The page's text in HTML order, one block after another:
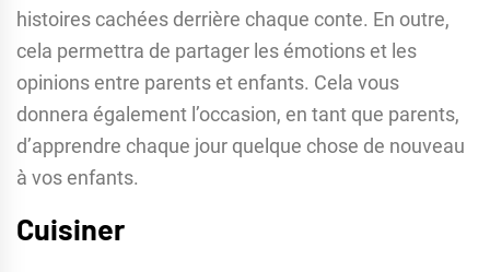
histoires cachées derrière chaque conte. En outre,
cela permettra de partager les émotions et les
opinions entre parents et enfants. Cela vous
donnera également l’occasion, en tant que parents,
d’apprendre chaque jour quelque chose de nouveau
à vos enfants.
Cuisiner